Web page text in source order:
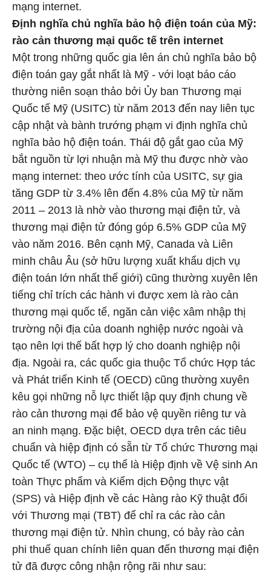
mạng internet.
Định nghĩa chủ nghĩa bảo hộ điện toán của Mỹ:
rào cản thương mại quốc tế trên internet
Một trong những quốc gia lên án chủ nghĩa bảo bộ
điện toán gay gắt nhất là Mỹ - với loạt báo cáo
thường niên soạn thảo bởi Ủy ban Thương mại
Quốc tế Mỹ (USITC) từ năm 2013 đến nay liên tục
cập nhật và bành trướng phạm vi định nghĩa chủ
nghĩa bảo hộ điện toán. Thái độ gắt gao của Mỹ
bắt nguồn từ lợi nhuận mà Mỹ thu được nhờ vào
mạng internet: theo ước tính của USITC, sự gia
tăng GDP từ 3.4% lên đến 4.8% của Mỹ từ năm
2011 – 2013 là nhờ vào thương mại điện tử, và
thương mại điện tử đóng góp 6.5% GDP của Mỹ
vào năm 2016. Bên cạnh Mỹ, Canada và Liên
minh châu Âu (sở hữu lượng xuất khẩu dịch vụ
điện toán lớn nhất thế giới) cũng thường xuyên lên
tiếng chỉ trích các hành vi được xem là rào cản
thương mại quốc tế, ngăn cản việc xâm nhập thị
trường nội địa của doanh nghiệp nước ngoài và
tạo nên lợi thế bất hợp lý cho doanh nghiệp nội
địa. Ngoài ra, các quốc gia thuộc Tổ chức Hợp tác
và Phát triển Kinh tế (OECD) cũng thường xuyên
kêu gọi những nỗ lực thiết lập quy định chung về
rào cản thương mại để bảo vệ quyền riêng tư và
an ninh mạng. Đặc biệt, OECD dựa trên các tiêu
chuẩn và hiệp định có sẵn từ Tổ chức Thương mại
Quốc tế (WTO) – cụ thể là Hiệp định về Vệ sinh An
toàn Thực phẩm và Kiểm dịch Động thực vật
(SPS) và Hiệp định về các Hàng rào Kỹ thuật đối
với Thương mại (TBT) để chỉ ra các rào cản
thương mại điện tử. Nhìn chung, có bảy rào cản
phi thuế quan chính liên quan đến thương mại điện
tử đã được công nhận rộng rãi như sau: